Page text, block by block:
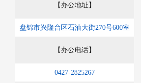
【办公地址】
盘锦市兴隆台区石油大街270号600室
【办公电话】
0427-2825267